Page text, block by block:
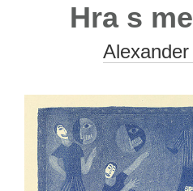
Hra s